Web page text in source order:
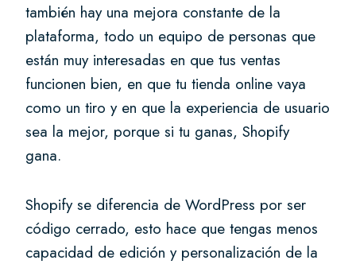
también hay una mejora constante de la
plataforma, todo un equipo de personas que
están muy interesadas en que tus ventas
funcionen bien, en que tu tienda online vaya
como un tiro y en que la experiencia de usuario
sea la mejor, porque si tu ganas, Shopify
gana.
Shopify se diferencia de WordPress por ser
código cerrado, esto hace que tengas menos
capacidad de edición y personalización de la